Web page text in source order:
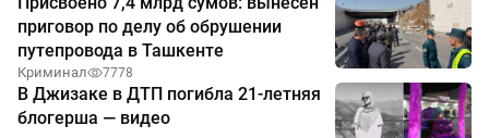
приговор по делу об обрушении
путепровода в Ташкенте
Криминал 7778
В Джизаке в ДТП погибла 21-летняя
блогерша — видео